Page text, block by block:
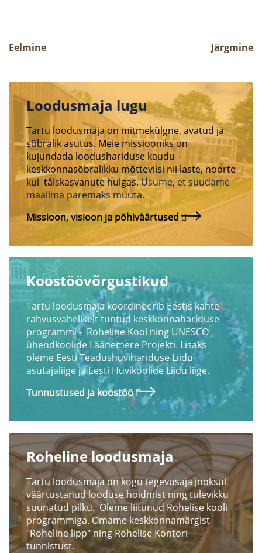
Eelmine Järgmine
Loodusmaja lugu
Tartu loodusmaja on mitmekülgne, avatud ja
sõbralik asutus. Meie missiooniks on
kujundada loodushariduse kaudu
keskkonnasõbralikku mõtteviisi nii laste, noorte
kui täiskasvanute hulgas.Usume, et suudame
maailma paremaks muuta.
Missioon, visioon ja põhiväärtused
Koostöövõrgustikud
Tartu loodusmaja koordineerib Eestis kahte
rahvusvaheliselt tuntud keskkonnahariduse
programmi - Roheline Kool ning UNESCO
ühendkoolide Läänemere Projekti. Lisaks
oleme Eesti Teadushuvihariduse Liidu
asutajaliige ja Eesti Huvikoolide Liidu liige.
Tunnustused ja koostöö
Roheline loodusmaja
Tartu loodusmaja on kogu tegevusaja jooksul
väärtustanud looduse hoidmist ning tulevikku
suunatud pilku. Oleme liitunud Rohelise kooli
programmiga. Omame keskkonnamärgist
"Roheline lipp" ning Rohelise Kontori
tunnistust.